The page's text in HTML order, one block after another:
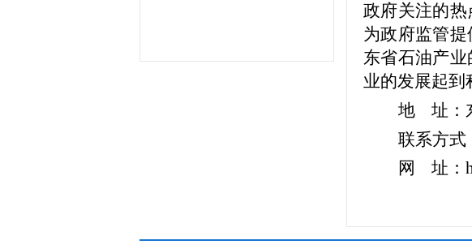
政府关注的热
为政府监管
东省石油产
业的发展起到
地 址：
联系方式
网 址：